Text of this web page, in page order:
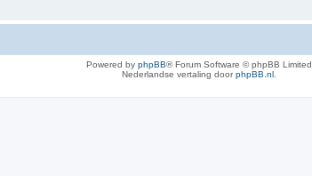
Powered by phpBB® Forum Software © phpBB Limited
Nederlandse vertaling doorphpBB.nl